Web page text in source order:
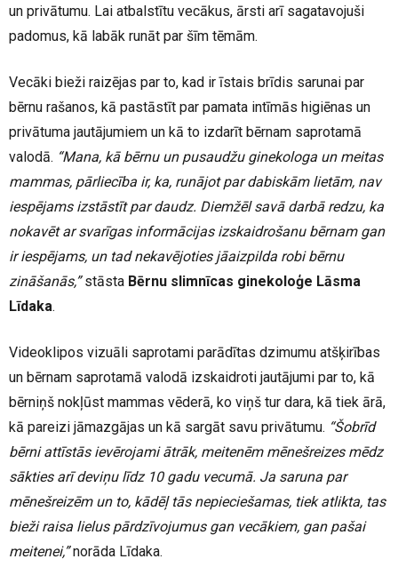
un privātumu. Lai atbalstītu vecākus, ārsti arī sagatavojuši
padomus, kā labāk runāt par šīm tēmām.
Vecāki bieži raizējas par to, kad ir īstais brīdis sarunai par
bērnu rašanos, kā pastāstīt par pamata intīmās higiēnas un
privātuma jautājumiem un kā to izdarīt bērnam saprotamā
valodā. “Mana, kā bērnu un pusaudžu ginekologa un meitas
mammas, pārliecība ir, ka, runājot par dabiskām lietām, nav
iespējams izstāstīt par daudz. Diemžēl savā darbā redzu, ka
nokavēt ar svarīgas informācijas izskaidrošanu bērnam gan
ir iespējams, un tad nekavējoties jāaizpilda robi bērnu
zināšanās,”stāsta Bērnu slimnīcas ginekoloģe Lāsma
Līdaka.
Videoklipos vizuāli saprotami parādītas dzimumu atšķirības
un bērnam saprotamā valodā izskaidroti jautājumi par to, kā
bērniņš nokļūst mammas vēderā, ko viņš tur dara, kā tiek ārā,
kā pareizi jāmazgājas un kā sargāt savu privātumu. “Šobrīd
bērni attīstās ievērojami ātrāk, meitenēm mēnešreizes mēdz
sākties arī deviņu līdz 10 gadu vecumā. Ja saruna par
mēnešreizēm un to, kādēļ tās nepieciešamas, tiek atlikta, tas
bieži raisa lielus pārdzīvojumus gan vecākiem, gan pašai
meitenei,”norāda Līdaka.